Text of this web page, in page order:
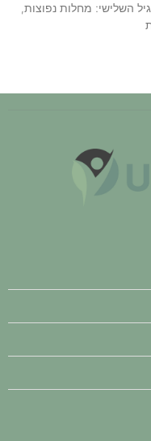
השלישי: מחלות נפוצות,